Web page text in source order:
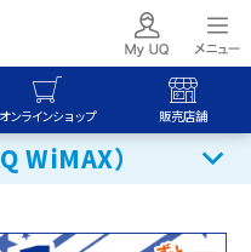
オンラインショップ 販売店舗
WiMAX）